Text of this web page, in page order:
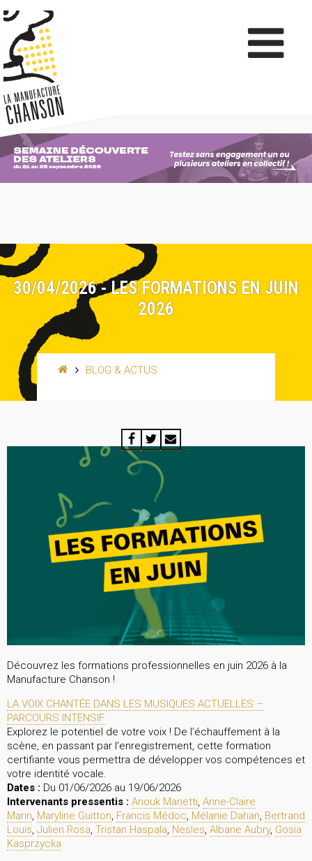
30/04/2026 - LES FORMATIONS EN JUIN
2026
BLOG & ACTUS
Découvrez les formations professionnelles en juin 2026 à la
Manufacture Chanson !
LA VOIX CHANTÉE DANS LES MUSIQUES ACTUELLES –
PARCOURS INTENSIF
Explorez le potentiel de votre voix ! De l’échauffement à la
scène, en passant par l’enregistrement, cette formation
certifiante vous permettra de développer vos compétences et
votre identité vocale.
Dates : Du 01/06/2026 au 19/06/2026
Intervenants pressentis : Anouk Manetti, Anne-Claire
Marin, Maryline Guitton, Francis Médoc, Mélanie Dahan, Bertrand
Louis, Julien Rosa, Tristan Haspala, Nesles, Albane Aubry, Gosia
Kasprzycka